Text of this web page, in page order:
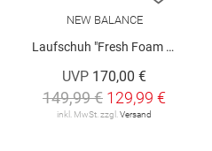
NEW BALANCE
Laufschuh "Fresh Foam X More v6"
UVP 170,00 €
149,99 € 129,99 €
inkl. MwSt. zzgl.Versand